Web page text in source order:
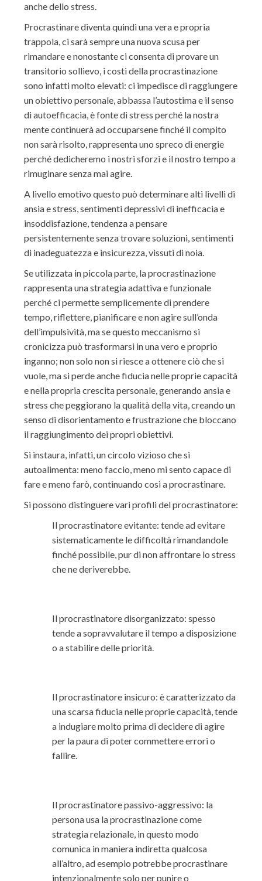
anche dello stress.
Procrastinare diventa quindi una vera e propria
trappola, ci sarà sempre una nuova scusa per
rimandare e nonostante ci consenta di provare un
transitorio sollievo, i costi della procrastinazione
sono infatti molto elevati: ci impedisce di raggiungere
un obiettivo personale, abbassa l’autostima e il senso
di autoefficacia, è fonte di stress perché la nostra
mente continuerà ad occuparsene finché il compito
non sarà risolto, rappresenta uno spreco di energie
perché dedicheremo i nostri sforzi e il nostro tempo a
rimuginare senza mai agire.
A livello emotivo questo può determinare alti livelli di
ansia e stress, sentimenti depressivi di inefficacia e
insoddisfazione, tendenza a pensare
persistentemente senza trovare soluzioni, sentimenti
di inadeguatezza e insicurezza, vissuti di noia.
Se utilizzata in piccola parte, la procrastinazione
rappresenta una strategia adattiva e funzionale
perché ci permette semplicemente di prendere
tempo, riflettere, pianificare e non agire sull’onda
dell’impulsività, ma se questo meccanismo si
cronicizza può trasformarsi in una vero e proprio
inganno; non solo non si riesce a ottenere ciò che si
vuole, ma si perde anche fiducia nelle proprie capacità
e nella propria crescita personale, generando ansia e
stress che peggiorano la qualità della vita, creando un
senso di disorientamento e frustrazione che bloccano
il raggiungimento dei propri obiettivi.
Si instaura, infatti, un circolo vizioso che si
autoalimenta: meno faccio, meno mi sento capace di
fare e meno farò, continuando così a procrastinare.
Si possono distinguere vari profili del procrastinatore:
Il procrastinatore evitante: tende ad evitare
sistematicamente le difficoltà rimandandole
finché possibile, pur di non affrontare lo stress
che ne deriverebbe.
Il procrastinatore disorganizzato: spesso
tende a sopravvalutare il tempo a disposizione
o a stabilire delle priorità.
Il procrastinatore insicuro: è caratterizzato da
una scarsa fiducia nelle proprie capacità, tende
a indugiare molto prima di decidere di agire
per la paura di poter commettere errori o
fallire.
Il procrastinatore passivo-aggressivo: la
persona usa la procrastinazione come
strategia relazionale, in questo modo
comunica in maniera indiretta qualcosa
all’altro, ad esempio potrebbe procrastinare
intenzionalmente solo per punire o